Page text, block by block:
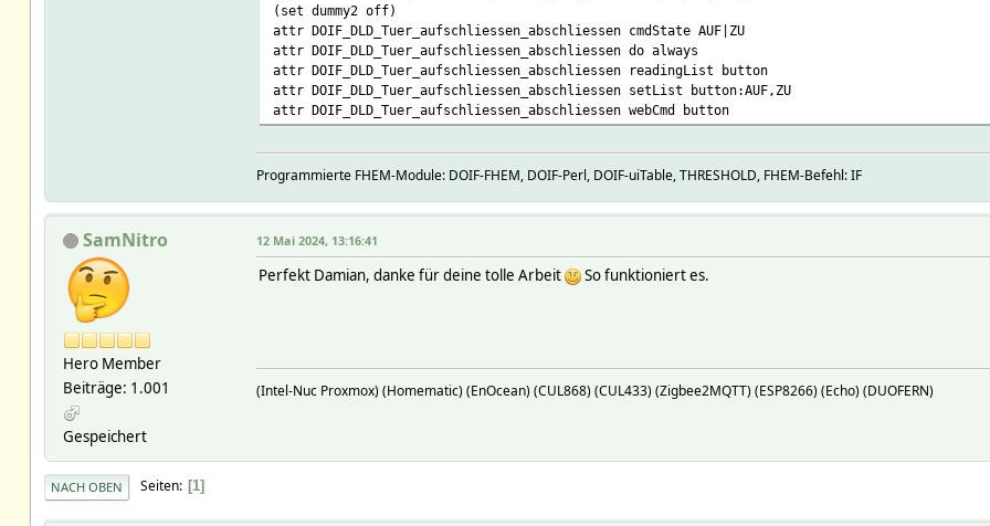
(set dummy2 off)
attr DOIF_DLD_Tuer_aufschliessen_abschliessen cmdState AUF|ZU
attr DOIF_DLD_Tuer_aufschliessen_abschliessen do always
attr DOIF_DLD_Tuer_aufschliessen_abschliessen readingList button
attr DOIF_DLD_Tuer_aufschliessen_abschliessen setList button:AUF,ZU
attr DOIF_DLD_Tuer_aufschliessen_abschliessen webCmd button
Programmierte FHEM-Module: DOIF-FHEM, DOIF-Perl, DOIF-uiTable, THRESHOLD, FHEM-Befehl: IF
SamNitro
Hero Member
Beiträge: 1.001
Gespeichert
12 Mai 2024, 13:16:41
Perfekt Damian, danke für deine tolle Arbeit So funktioniert es.
(Intel-Nuc Proxmox) (Homematic) (EnOcean) (CUL868) (CUL433) (Zigbee2MQTT) (ESP8266) (Echo) (DUOFERN)
NACH OBEN Seiten 1